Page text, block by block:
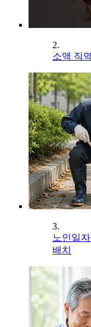
2.
소액 직
3.
노인일
배치